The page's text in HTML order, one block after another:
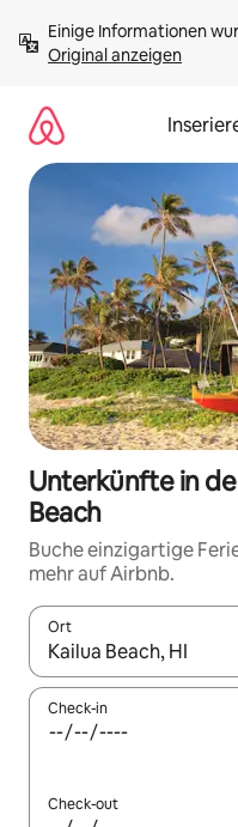
Inhalten
springenOriginal anzeigen
Unterkünfte in
Beach
Buche einzigartige
mehr auf Airbnb.
Ort
Wenn Ergebnisse
Check-in
Check-out